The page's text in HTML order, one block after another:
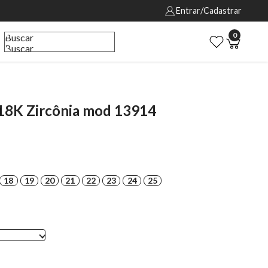
Entrar/Cadastrar
Buscar
Buscar
0
Zircônia mod 13914
18 19 20 21 22 23 24
25